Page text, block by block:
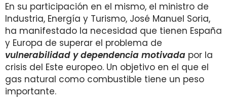
En su participación en el mismo, el ministro de
Industria, Energía y Turismo, José Manuel Soria,
ha manifestado la necesidad que tienen España
y Europa de superar el problema de
vulnerabilidad y dependencia motivada por la
crisis del Este europeo. Un objetivo en el que el
gas natural como combustible tiene un peso
importante.